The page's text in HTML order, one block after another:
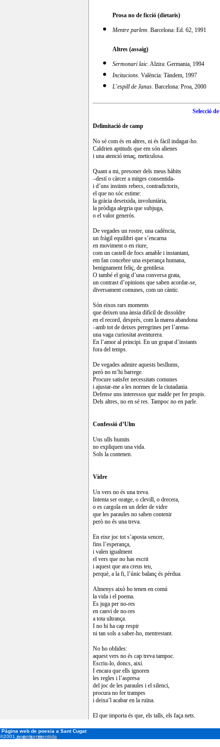
Prosa no de ficció (dietaris)
Mentre parlem. Barcelona: Ed. 62, 1991
Altres (assaig)
Sermonari laic. Alzira: Germania, 1994
Incitacions. València: Tàndem, 1997
L'espill de Janus. Barcelona: Proa, 2000
Selecció
Delimitació de camp
No sé com és en altres, ni és fàcil indagar-ho.
Caldrien aptituds que em són alienes
i una atenció tenaç, meticulosa.
Quant a mi, presoner dels meus hàbits
–destí o càrcer a mitges consentida-
i d’uns instints rebecs, contradictoris,
el que no sóc estime:
la gràcia deseixida, involuntària,
la pròdiga alegria que subjuga,
o el valor generós.
De vegades un rostre, una cadència,
un fràgil equilibri que s’encarna
en moviment o en riure,
com un castell de focs amable i instantani,
em fan concebre una esperança humana,
benignament feliç, de gentilesa.
O també el goig d’una conversa grata,
un contrast d’opinions que saben acordar-se,
diversament comunes, com un càntic.
Són eixos rars moments
que deixen una ànsia difícil de dissoldre
en el record, després, com la marea abandona
–amb tot de deixes peregrines per l’arena-
una vaga curiositat aventurera.
En l’amor al principi. En un grapat d’instants
fora del temps.
De vegades admire aquests besllums,
però no m’hi barrege.
Procure satisfer necessitats comunes
i ajustar-me a les normes de la ciutadania.
Defense uns interessos que malde per fer propis.
Dels altres, no en sé res. Tampoc no en parle.
Confessió d’Ulm
Uns ulls humits
no expliquen una vida.
Sols la contenen.
Vidre
Un vers no és una treva.
Intenta ser oratge, o clevill, o drecera,
o es cargola en un deler de vidre
que les paraules no saben contenir
però no és una treva.
En eixe joc tot s’aposta sencer,
fins l’esperança,
i valen igualment
el vers que no has escrit
i aquest que ara creus teu,
perquè, a la fi, l’únic balanç és pèrdua.
Almenys això ho tenen en comú
la vida i el poema.
Es juga per no-res
en canvi de no-res
a tota ultrança.
I no hi ha cap respir
ni tan sols a saber-ho, mentrestant.
No ho oblides:
aquest vers no és cap treva tampoc.
Escriu-lo, doncs, així.
I encara que ells ignoren
les regles i l’aspresa
del joc de les paraules i el silenci,
procura no fer trampes
i deixa’l acabar en la ruïna.
El que importa és que, els talls, els faça nets.
Pàgina web de poesia a Sant Cugat
©2001 nopotsermentida